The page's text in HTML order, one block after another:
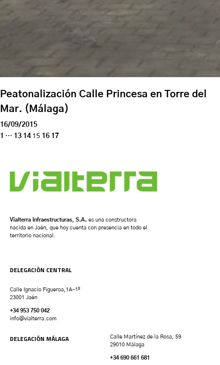
Peatonalización Calle Princesa en Torre del
Mar. (Málaga)
16/09/2015
1 … 13 14 15 16 17
Vialterra Infraestructuras, S.A. es una constructora
nacida en Jaén, que hoy cuenta con presencia en todo el
territorio nacional.
DELEGACIÓN CENTRAL
Calle Ignacio Figueroa,1A-1º
23001 Jaén
+34 953 750 042
info@vialterra.com
DELEGACIÓN MÁLAGA
Calle Martínez de la Rosa, 59
29010 Málaga
+34 690 661 681